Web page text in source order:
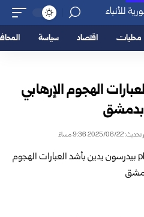
محليات اقتصاد سياسة
الهجوم الإرهابي
بدمشق
2025/06/22 9:36 مساءً